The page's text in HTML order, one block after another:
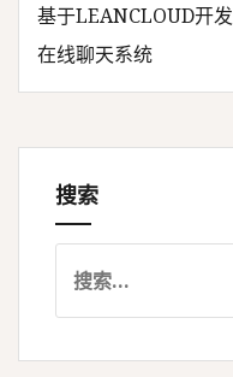
文
基于LEANCLOUD开发
在线聊天系统
搜索